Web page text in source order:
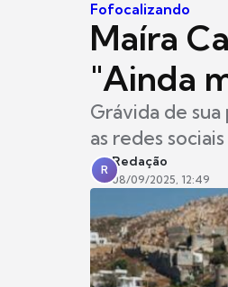
Fofocalizando
Maíra
"Ainda
Grávida de
as redes
R
Redação
08/09/2025, 12:49